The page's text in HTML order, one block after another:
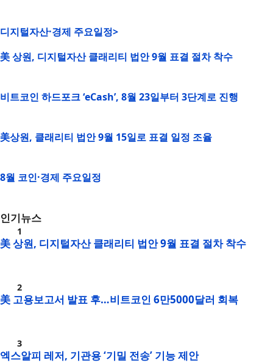
디지털자산·경제 주요일정>
美 상원, 디지털자산 클래리티 법안 9월 표결 절차 착수
비트코인 하드포크 ‘eCash’, 8월 23일부터 3단계로 진행
美상원, 클래리티 법안 9월 15일로 표결 일정 조율
8월 코인·경제 주요일정
인기뉴스
美 상원, 디지털자산 클래리티 법안 9월 표결 절차 착수
美 고용보고서 발표 후…비트코인 6만5000달러 회복
엑스알피 레저, 기관용 ‘기밀 전송’ 기능 제안